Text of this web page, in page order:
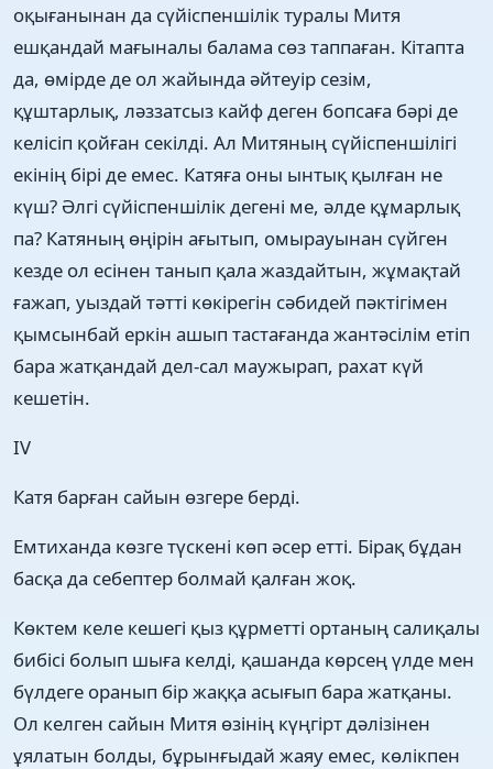
оқығанынан да сүйіспеншілік туралы Митя
ешқандай мағыналы балама сөз таппаған. Кітапта
да, өмірде де ол жайында әйтеуір сезім,
құштарлық, ләззатсыз кайф деген бопсаға бәрі де
келісіп қойған секілді. Ал Митяның сүйіспеншілігі
екінің бірі де емес. Катяға оны ынтық қылған не
күш? Әлгі сүйіспеншілік дегені ме, әлде құмарлық
па? Катяның өңірін ағытып, омырауынан сүйген
кезде ол есінен танып қала жаздайтын, жұмақтай
ғажап, уыздай тәтті көкірегін сәбидей пәктігімен
қымсынбай еркін ашып тастағанда жантәсілім етіп
бара жатқандай дел-сал маужырап, рахат күй
кешетін.
IV
Катя барған сайын өзгере берді.
Емтиханда көзге түскені көп әсер етті. Бірақ бұдан
басқа да себептер болмай қалған жоқ.
Көктем келе кешегі қыз құрметті ортаның салиқалы
бибісі болып шыға келді, қашанда көрсең үлде мен
бүлдеге оранып бір жаққа асығып бара жатқаны.
Ол келген сайын Митя өзінің күңгірт дәлізінен
ұялатын болды, бұрынғыдай жаяу емес, көлікпен